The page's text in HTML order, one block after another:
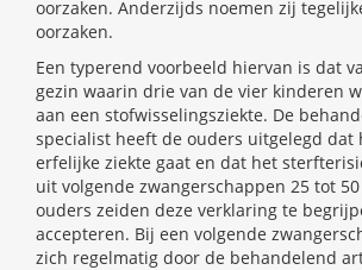
oorzaken. Anderzijds noemen zij
oorzaken.
Een typerend voorbeeld hiervan is dat
gezin waarin drie van de vier kinderen
aan een stofwisselingsziekte. De
specialist heeft de ouders uitgelegd dat
erfelijke ziekte gaat en dat het
uit volgende zwangerschappen 25 tot
ouders zeiden deze verklaring te
accepteren. Bij een volgende
zich regelmatig door de behandelend